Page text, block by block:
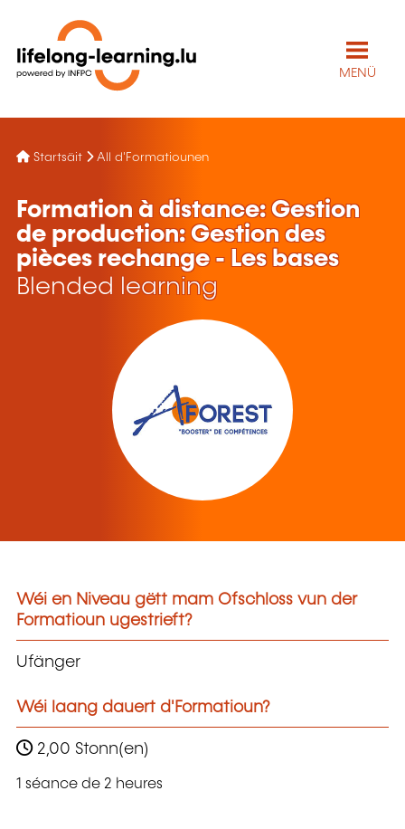
MENÜ
Startsäit All d'Formatiounen
Formation à distance: Gestion
de production: Gestion des
pièces rechange - Les bases
Blended learning
Wéi en Niveau gëtt mam Ofschloss vun der
Formatioun ugestrieft?
Ufänger
Wéi laang dauert d'Formatioun?
2,00 Stonn(en)
1 séance de 2 heures